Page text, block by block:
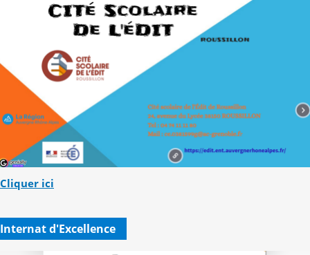
Cliquer ici
Internat d'Excellence